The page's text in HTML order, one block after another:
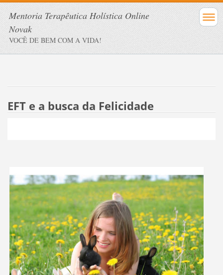
Mentoria Terapêutica Holística Online
Novak
VOCÊ DE BEM COM A VIDA!
EFT e a busca da Felicidade